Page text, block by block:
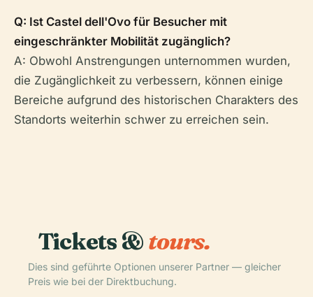
Q: Ist Castel dell'Ovo für Besucher mit
eingeschränkter Mobilität zugänglich?
A: Obwohl Anstrengungen unternommen wurden,
die Zugänglichkeit zu verbessern, können einige
Bereiche aufgrund des historischen Charakters des
Standorts weiterhin schwer zu erreichen sein.
Tickets &tours.
Dies sind geführte Optionen unserer Partner — gleicher
Preis wie bei der Direktbuchung.